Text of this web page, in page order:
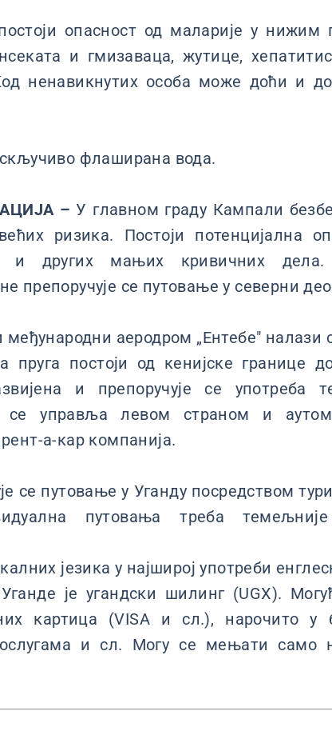
опасност од маларије у
и гмизаваца, жутице,
ненавикнутих особа може доћи и
флаширана вода.
– У главном граду Кампали
ризика. Постоји потенцијална
и других мањих кривичних
препоручује се путовање у северни
међународни аеродром „Ентебе" налази
пруга постоји од кенијске границе
и препоручује се употреба
управља левом страном и
а-кар компанија.
се путовање у Уганду посредством
путовања треба
језика у најширој употреби
је угандски шилинг (UGX).
картица (VISA и сл.), нарочито у
и сл. Могу се мењати само